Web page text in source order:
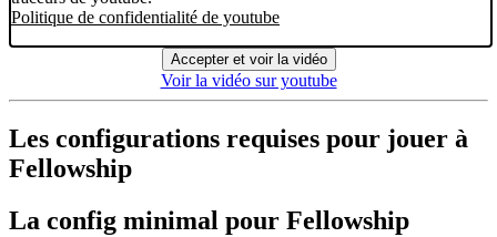
Politique de confidentialité de youtube
Accepter et voir la vidéo
Voir la vidéo sur youtube
Les configurations requises pour jouer à
Fellowship
La config minimal pour Fellowship